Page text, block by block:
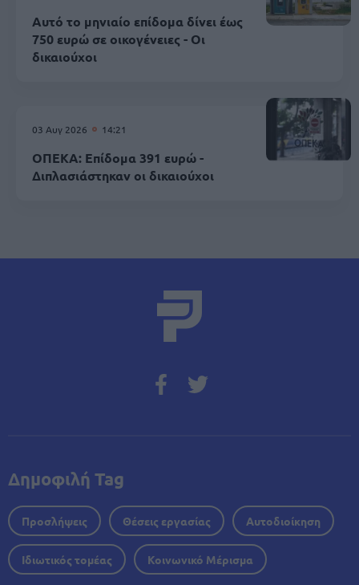
Αυτό το μηνιαίο επίδομα δίνει έως
750 ευρώ σε οικογένειες - Οι
δικαιούχοι
03 Αυγ 2026 14:21
ΟΠΕΚΑ: Επίδομα 391 ευρώ -
Διπλασιάστηκαν οι δικαιούχοι
Δημοφιλή Tag
Προσλήψεις Θέσεις εργασίας Αυτοδιοίκηση
Ιδιωτικός τομέας Κοινωνικό Μέρισμα